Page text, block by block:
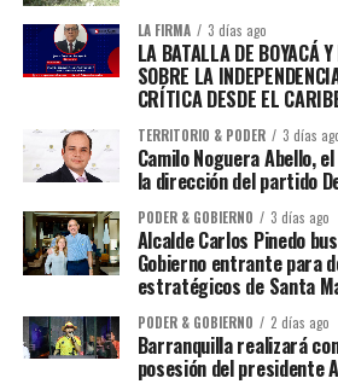
LA FIRMA 3 días ago
LA BATALLA DE BOYACÁ
SOBRE LA
CRÍTICA DESDE EL
TERRITORIO & PODER 3 días
Camilo Noguera Abello,
la dirección del partido
PODER & GOBIERNO 3 días ago
Alcalde Carlos Pinedo
Gobierno entrante para
estratégicos de Santa
PODER & GOBIERNO 2 días ago
Barranquilla realizará
posesión del presidente